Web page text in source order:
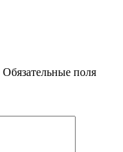
Обязательные поля